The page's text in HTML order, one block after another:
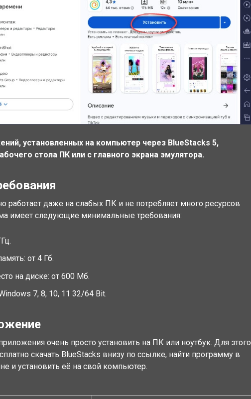
установленных на компьютер через BlueStacks 5,
стола ПК или с главного экрана эмулятора.
работает даже на слабых ПК и не потребляет много ресурсов
имеет следующие минимальные требования:
от 4 Гб.
на диске: от 600 Мб.
7, 8, 10, 11 32/64 Bit.
очень просто установить на ПК или ноутбук. Для этого
скачать BlueStacks внизу по ссылке, найти программу в
и установить её на свой компьютер.